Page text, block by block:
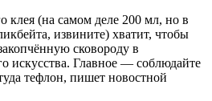
клея (на самом деле 200 мл, но в
извините) хватит, чтобы
сковороду в
искусства. Главное — соблюдайте
тефлон, пишет новостной